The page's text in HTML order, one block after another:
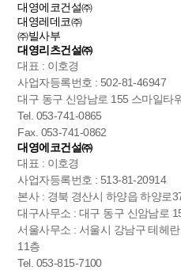
대영에코건설㈜
대영레데코㈜
㈜빌사부
대영리츠건설㈜
대표 : 이호경
사업자등록번호 : 502-81-46947
대구 동구 신암남로 155 스마일타
Tel. 053-741-0865
Fax. 053-741-0862
대영에코건설㈜
대표 : 이호경
사업자등록번호 : 513-81-20914
본사 : 경북 경산시 하양읍 하양로
대구사무소 : 대구 동구 신암남로
서울사무소 : 서울시 강남구 테헤
11층
Tel. 053-815-7100